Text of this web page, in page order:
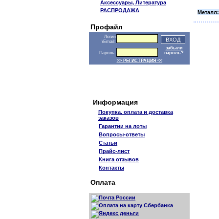
Аксессуары, Литература
РАСПРОДАЖА
Профайл
Логин
\Email:
Пароль:
забыли
пароль?
>> РЕГИСТРАЦИЯ <<
Информация
Покупка, оплата и доставка
заказов
Гарантии на лоты
Вопросы-ответы
Статьи
Прайс-лист
Книга отзывов
Контакты
Оплата
Металл: